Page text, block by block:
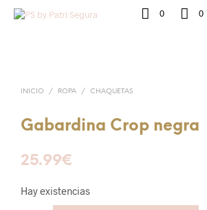
0 0
INICIO / ROPA / CHAQUETAS
Gabardina Crop negra
25.99€
Hay existencias